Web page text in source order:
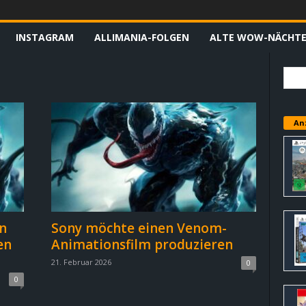
INSTAGRAM ALLIMANIA-FOLGEN ALTE WOW-NÄCHTE
0
Sony möchte einen Venom-
Animationsfilm produzieren
21. Februar 2026 0